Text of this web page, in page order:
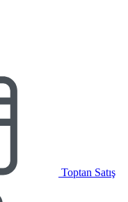
Toptan Satış